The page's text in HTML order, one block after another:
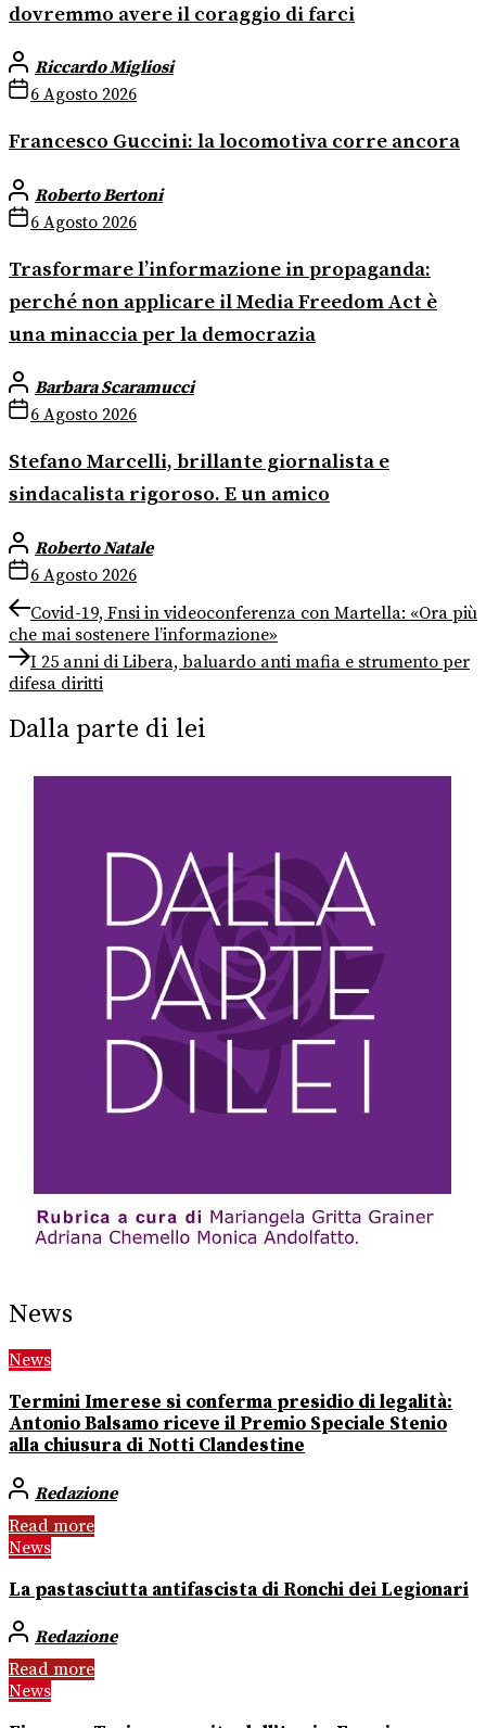
dovremmo avere il coraggio di farci
Riccardo Migliosi
6 Agosto 2026
Francesco Guccini: la locomotiva corre ancora
Roberto Bertoni
6 Agosto 2026
Trasformare l’informazione in propaganda:
perché non applicare il Media Freedom Act è
una minaccia per la democrazia
Barbara Scaramucci
6 Agosto 2026
Stefano Marcelli, brillante giornalista e
sindacalista rigoroso. E un amico
Roberto Natale
6 Agosto 2026
Navigazione
articoli
Previous
post:
Covid-19, Fnsi in videoconferenza con Martella: «Ora più
che mai sostenere l’informazione»
Next
post:
I 25 anni di Libera, baluardo anti mafia e strumento per
difesa diritti
Dalla parte di lei
News
News
Termini Imerese si conferma presidio di legalità:
Antonio Balsamo riceve il Premio Speciale Stenio
alla chiusura di Notti Clandestine
Redazione
Read more
News
La pastasciutta antifascista di Ronchi dei Legionari
Redazione
Read more
News